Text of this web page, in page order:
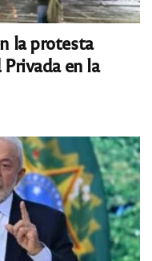
la protesta
en la